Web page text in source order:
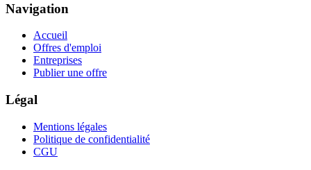
Navigation
Accueil
Offres d'emploi
Entreprises
Publier une offre
Légal
Mentions légales
Politique de confidentialité
CGU